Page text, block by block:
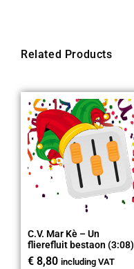
Related Products
C.V. Mar Kè – Un
flierefluit bestaon (3:08)
€ 8,80 including VAT